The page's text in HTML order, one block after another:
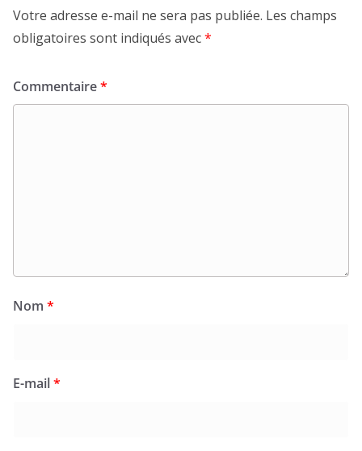
Votre adresse e-mail ne sera pas publiée. Les champs
obligatoires sont indiqués avec*
Commentaire*
Nom *
E-mail*